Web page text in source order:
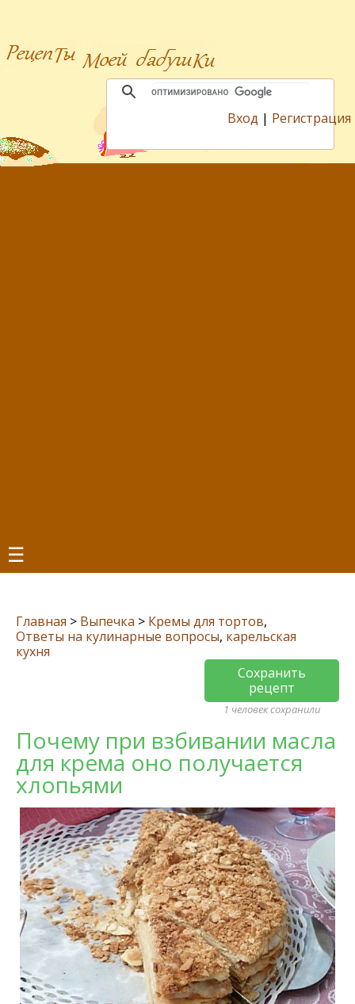
Вход | Регистрация
☰
Главная > Выпечка > Кремы для тортов,
Ответы на кулинарные вопросы, карельская
кухня
Сохранить
рецепт
1 человек сохранили
Почему при взбивании масла
для крема оно получается
хлопьями